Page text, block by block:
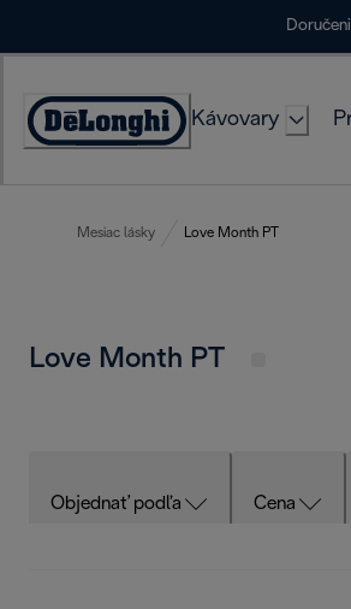
Accessibility
Kávovary
Mesiac lásky Love Month PT
Love Month PT
Objednať podľa Cena